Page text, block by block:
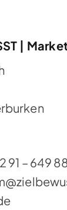
|
91 – 649